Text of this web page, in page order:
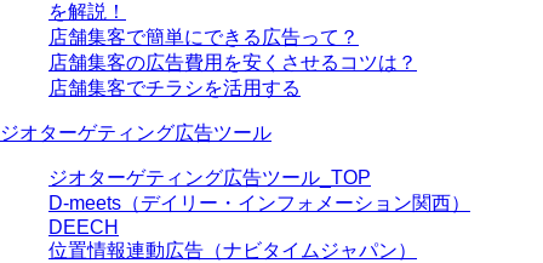
を解説！
店舗集客で簡単にできる広告って？
店舗集客の広告費用を安くさせるコツは？
店舗集客でチラシを活用する
ジオターゲティング広告ツール
ジオターゲティング広告ツール_TOP
D-meets（デイリー・インフォメーション関西）
DEECH
位置情報連動広告（ナビタイムジャパン）